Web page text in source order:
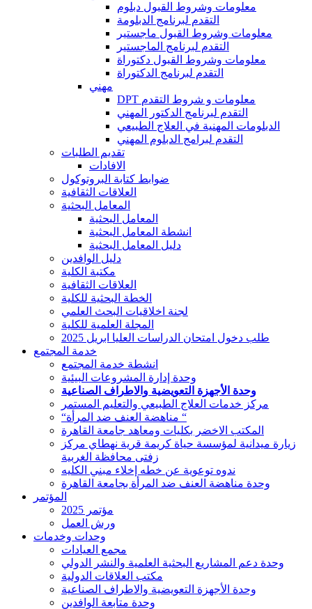
معلومات وشروط القبول دبلوم
التقدم لبرنامج الدبلومة
معلومات وشروط القبول ماجستير
التقدم لبرنامج الماجستير
معلومات وشروط القبول دكتوراة
التقدم لبرنامج الدكتوراة
مهني
DPT معلومات و شروط التقدم
التقدم لبرنامج الدكتور المهني
الدبلومات المهنية في العلاج الطبيعي
التقدم لبرامج الدبلوم المهني
تقديم الطلبات
الافادات
ضوابط كتابة البروتوكول
العلاقات الثقافية
المعامل البحثية
المعامل البحثية
انشطة المعامل البحثية
دليل المعامل البحثية
دليل الوافدين
مكتبة الكلية
العلاقات الثقافية
الخطة البحثية للكلية
لجنة اخلاقيات البحث العلمي
المجلة العلمية للكلية
طلب دخول امتحان الدراسات العليا ابريل 2025
خدمة المجتمع
انشطة خدمة المجتمع
وحدة إدارة المشروعات البيئية
وحدة الأجهزة التعويضية والاطراف الصناعية
مركز خدمات العلاج الطبيعي والتعليم المستمر
“مناهضة العنف ضد المرأة “
المكتب الاخضر بكليات ومعاهد جامعة القاهرة
زيارة ميدانية لمؤسسة حياة كريمة قرية نهطاي مركز
زفتى محافظة الغربية
ندوه توعوية عن خطه إخلاء مبني الكليه
وحدة مناهضة العنف ضد المرأة بجامعة القاهرة
المؤتمر
مؤتمر 2025
ورش العمل
وحدات وخدمات
مجمع العيادات
وحدة دعم المشاريع البحثية العلمية والنشر الدولي
مكتب العلاقات الدولية
وحدة الأجهزة التعويضية والاطراف الصناعية
وحدة متابعة الوافدين